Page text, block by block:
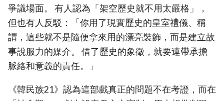
爭議場面。 有人認為「架空歷史就不用太嚴格」，
但也有人反駁：「你用了現實歷史的皇室禮儀、稱
謂，這些就不是隨便拿來用的漂亮裝飾，而是建立故
事說服力的媒介。 借了歷史的象徵，就要連帶承擔
脈絡和意義的責任。」
《韓民族21》認為這部戲真正的問題不在考證，而在